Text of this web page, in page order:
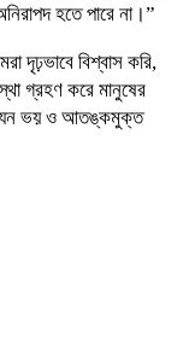
হতে পারে না।”
দৃঢ়ভাবে বিশ্বাস করি,
গ্রহণ করে মানুষের
যেন ভয় ও আতঙ্কমুক্ত